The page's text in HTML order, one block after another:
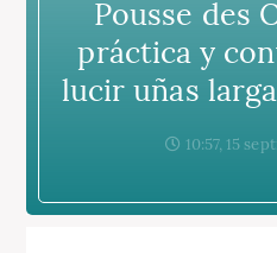
Pousse des
práctica y
lucir uñas
10:57, 15